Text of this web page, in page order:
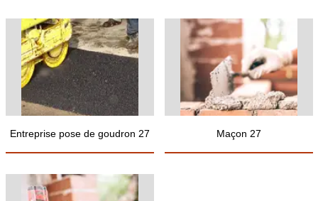
Entreprise pose de goudron 27 Maçon 27